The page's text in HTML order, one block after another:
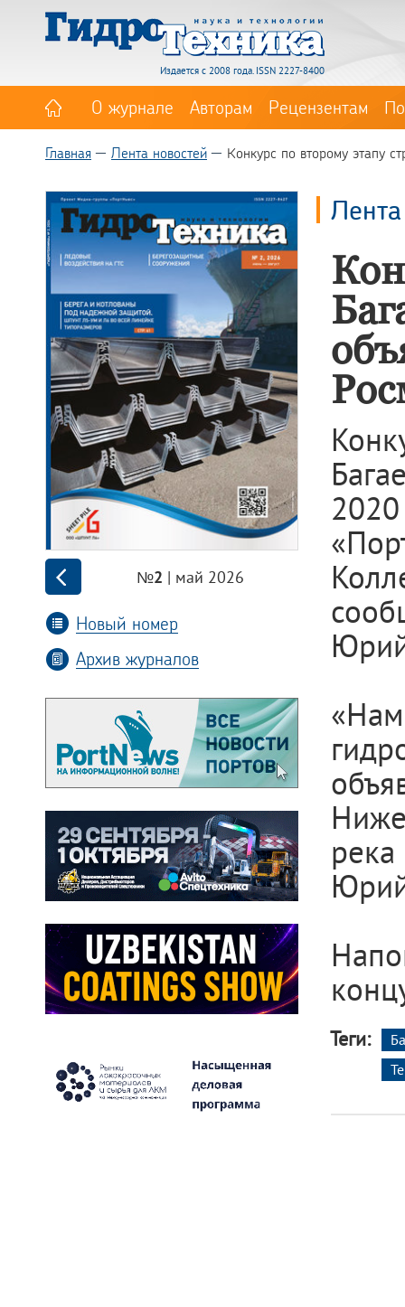
Издается с 2008 года. ISSN 2227-8400
О журнале Авторам Рецензентам
Главная Лента новостей Конкурс по второму этапу
№2 | май 2026
Новый номер
Архив журналов
Теги: